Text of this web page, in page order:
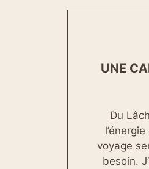
UNE
Du
voyage
besoin.